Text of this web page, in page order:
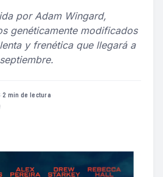
por Adam Wingard,
genéticamente modificados
y frenética que llegará a
·2 min de lectura·